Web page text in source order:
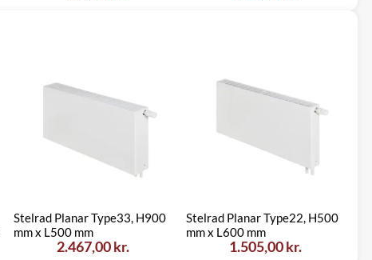
Stelrad Planar Type33, H900
mm x L500 mm
2.467,00 kr.
Stelrad Planar Type22, H500
mm x L600 mm
1.505,00 kr.